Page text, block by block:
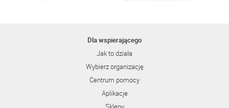
Dla wspierającego
Jak to działa
Wybierz organizację
Centrum pomocy
Aplikacje